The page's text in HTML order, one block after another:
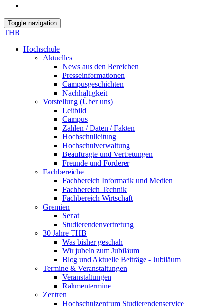
Toggle navigation
THB
Hochschule
Aktuelles
News aus den Bereichen
Presseinformationen
Campusgeschichten
Nachhaltigkeit
Vorstellung (Über uns)
Leitbild
Campus
Zahlen / Daten / Fakten
Hochschulleitung
Hochschulverwaltung
Beauftragte und Vertretungen
Freunde und Förderer
Fachbereiche
Fachbereich Informatik und Medien
Fachbereich Technik
Fachbereich Wirtschaft
Gremien
Senat
Studierendenvertretung
30 Jahre THB
Was bisher geschah
Wir jubeln zum Jubiläum
Blog und Aktuelle Beiträge - Jubiläum
Termine & Veranstaltungen
Veranstaltungen
Rahmentermine
Zentren
Hochschulzentrum Studierendenservice